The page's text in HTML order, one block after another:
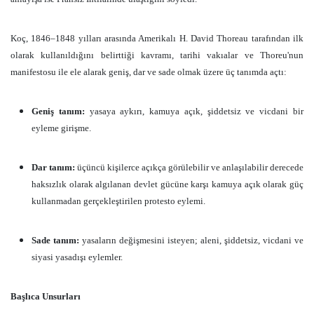
Koç, 1846–1848 yılları arasında Amerikalı H. David Thoreau tarafından ilk
olarak kullanıldığını belirttiği kavramı, tarihi vakıalar ve Thoreu'nun
manifestosu ile ele alarak geniş, dar ve sade olmak üzere üç tanımda açtı:
Geniş tanım: yasaya aykırı, kamuya açık, şiddetsiz ve vicdani bir
eyleme girişme.
Dar tanım: üçüncü kişilerce açıkça görülebilir ve anlaşılabilir derecede
haksızlık olarak algılanan devlet gücüne karşı kamuya açık olarak güç
kullanmadan gerçekleştirilen protesto eylemi.
Sade tanım: yasaların değişmesini isteyen; aleni, şiddetsiz, vicdani ve
siyasi yasadışı eylemler.
Başlıca Unsurları